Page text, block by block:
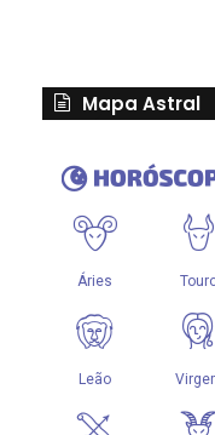
Mapa Astral